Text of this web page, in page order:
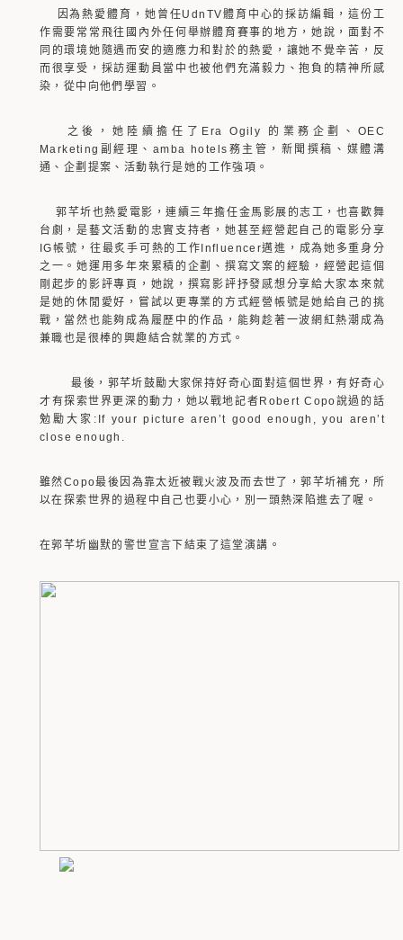
因為熱愛體育，她曾任UdnTV體育中心的採訪編輯，這份工
作需要常常飛往國內外任何舉辦體育賽事的地方，她說，面對不
同的環境她隨遇而安的適應力和對於的熱愛，讓她不覺辛苦，反
而很享受，採訪運動員當中也被他們充滿毅力、抱負的精神所感
染，從中向他們學習。
之後，她陸續擔任了Era Ogily 的業務企劃、OEC
Marketing副經理、amba hotels務主管，新聞撰稿、媒體溝
通、企劃提案、活動執行是她的工作強項。
郭芊圻也熱愛電影，連續三年擔任金馬影展的志工，也喜歡舞
台劇，是藝文活動的忠實支持者，她甚至經營起自己的電影分享
IG帳號，往最炙手可熱的工作Influencer邁進，成為她多重身分
之一。她運用多年來累積的企劃、撰寫文案的經驗，經營起這個
剛起步的影評專頁，她說，撰寫影評抒發感想分享給大家本來就
是她的休閒愛好，嘗試以更專業的方式經營帳號是她給自己的挑
戰，當然也能夠成為履歷中的作品，能夠趁著一波網紅熱潮成為
兼職也是很棒的興趣結合就業的方式。
最後，郭芊圻鼓勵大家保持好奇心面對這個世界，有好奇心
才有探索世界更深的動力，她以戰地記者Robert Copo說過的話
勉勵大家:If your picture aren’t good enough, you aren’t
close enough.
雖然Copo最後因為靠太近被戰火波及而去世了，郭芊圻補充，所
以在探索世界的過程中自己也要小心，別一頭熱深陷進去了喔。
在郭芊圻幽默的警世宣言下結束了這堂演講。